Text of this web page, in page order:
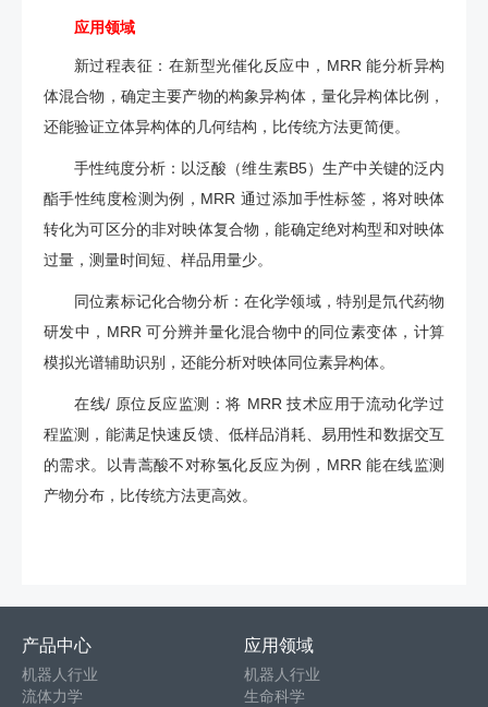
应用领域
新过程表征：在新型光催化反应中，MRR 能分析异构
体混合物，确定主要产物的构象异构体，量化异构体比例，
还能验证立体异构体的几何结构，比传统方法更简便。
手性纯度分析：以泛酸（维生素B5）生产中关键的泛内
酯手性纯度检测为例，MRR 通过添加手性标签，将对映体
转化为可区分的非对映体复合物，能确定绝对构型和对映体
过量，测量时间短、样品用量少。
同位素标记化合物分析：在化学领域，特别是氘代药物
研发中，MRR 可分辨并量化混合物中的同位素变体，计算
模拟光谱辅助识别，还能分析对映体同位素异构体。
在线/ 原位反应监测：将 MRR 技术应用于流动化学过
程监测，能满足快速反馈、低样品消耗、易用性和数据交互
的需求。以青蒿酸不对称氢化反应为例，MRR 能在线监测
产物分布，比传统方法更高效。
产品中心
机器人行业
流体力学
应用领域
机器人行业
生命科学